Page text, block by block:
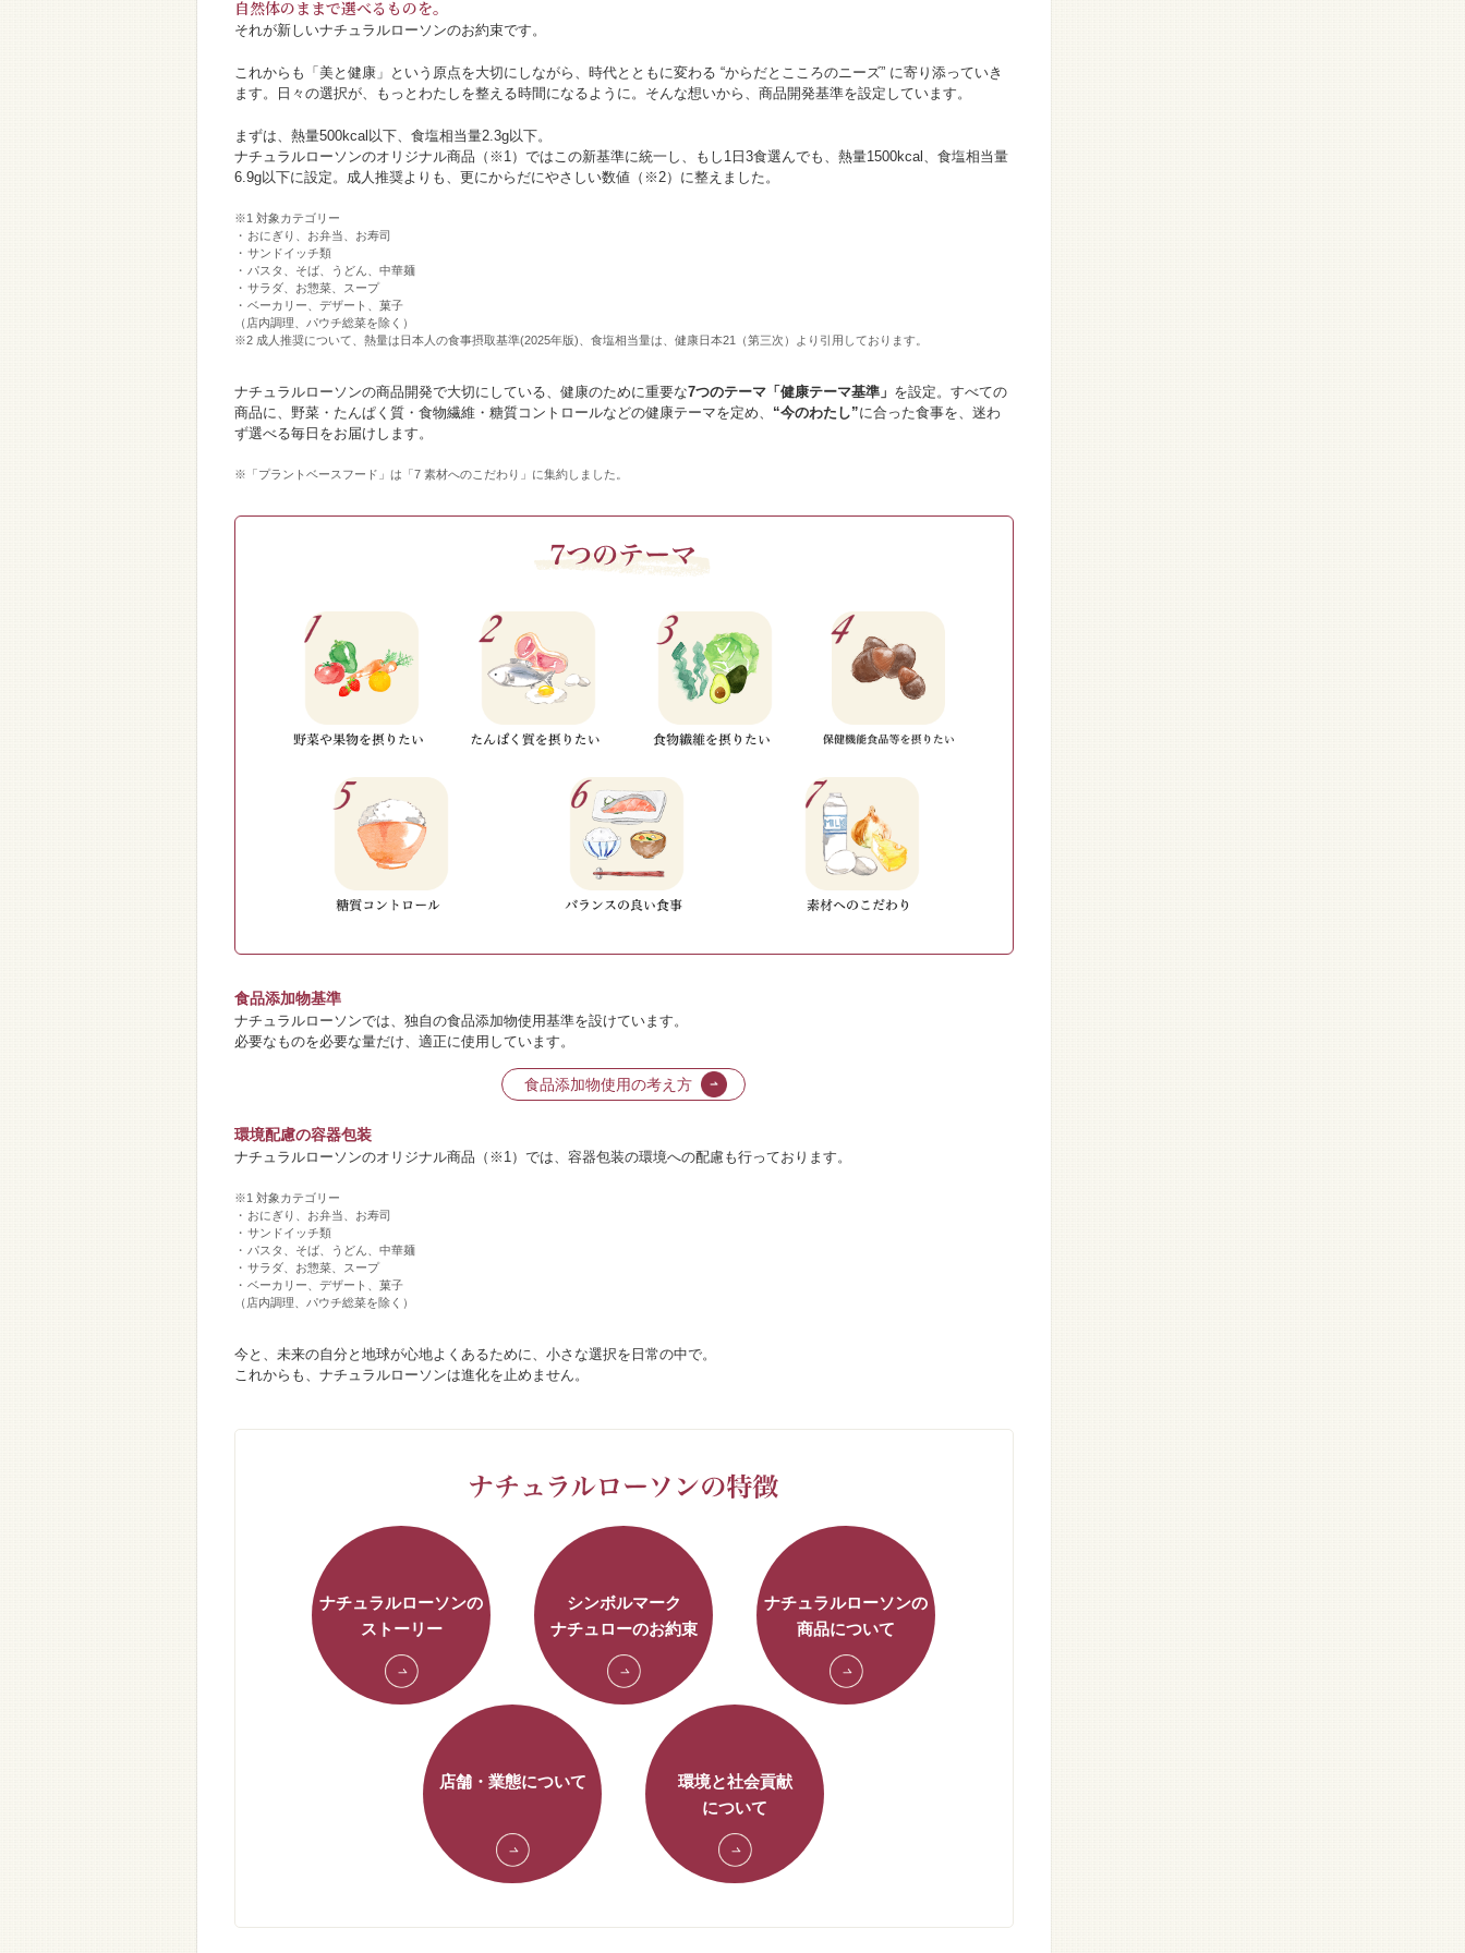
自然体のままで選べるものを。
それが新しいナチュラルローソンのお約束です。
これからも「美と健康」という原点を大切にしながら、時代とともに変わる “からだとこころのニーズ” に寄り添っていき
ます。日々の選択が、もっとわたしを整える時間になるように。そんな想いから、商品開発基準を設定しています。
まずは、熱量500kcal以下、食塩相当量2.3g以下。
ナチュラルローソンのオリジナル商品（※1）ではこの新基準に統一し、もし1日3食選んでも、熱量1500kcal、食塩相当量
6.9g以下に設定。成人推奨よりも、更にからだにやさしい数値（※2）に整えました。
※1 対象カテゴリー
おにぎり、お弁当、お寿司
サンドイッチ類
パスタ、そば、うどん、中華麺
サラダ、お惣菜、スープ
ベーカリー、デザート、菓子
（店内調理、パウチ総菜を除く）
※2 成人推奨について、熱量は日本人の食事摂取基準(2025年版)、食塩相当量は、健康日本21（第三次）より引用しております。
ナチュラルローソンの商品開発で大切にしている、健康のために重要な7つのテーマ「健康テーマ基準」 を設定。すべての
商品に、野菜・たんぱく質・食物繊維・糖質コントロールなどの健康テーマを定め、 “今のわたし”に合った食事を、迷わ
ず選べる毎日をお届けします。
※「プラントベースフード」は「7 素材へのこだわり」に集約しました。
食品添加物基準
ナチュラルローソンでは、独自の食品添加物使用基準を設けています。
必要なものを必要な量だけ、適正に使用しています。
食品添加物使用の考え方
環境配慮の容器包装
ナチュラルローソンのオリジナル商品（※1）では、容器包装の環境への配慮も行っております。
※1 対象カテゴリー
おにぎり、お弁当、お寿司
サンドイッチ類
パスタ、そば、うどん、中華麺
サラダ、お惣菜、スープ
ベーカリー、デザート、菓子
（店内調理、パウチ総菜を除く）
今と、未来の自分と地球が心地よくあるために、小さな選択を日常の中で。
これからも、ナチュラルローソンは進化を止めません。
ナチュラルローソンの
ストーリー
シンボルマーク
ナチュローのお約束
ナチュラルローソンの
商品について
店舗・業態について
環境と社会貢献
について